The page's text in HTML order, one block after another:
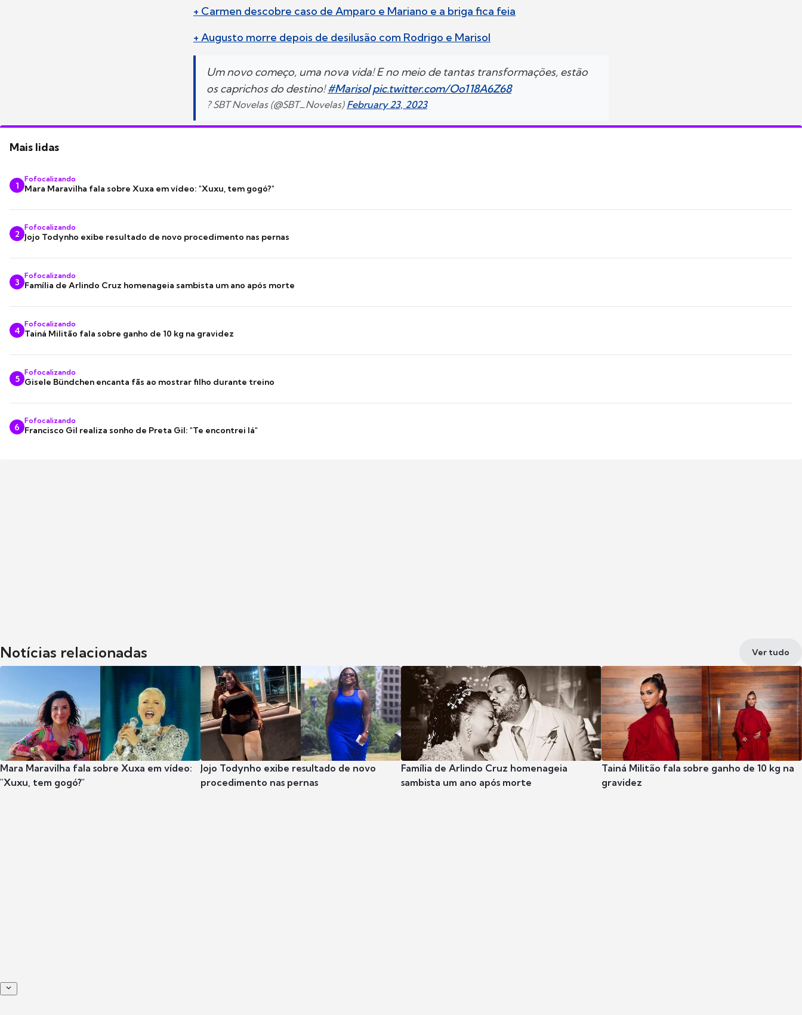
+ Carmen descobre caso de Amparo e Mariano e a briga fica feia
+ Augusto morre depois de desilusão com Rodrigo e Marisol
Um novo começo, uma nova vida! E no meio de tantas transformações, estão
os caprichos do destino!#Marisol pic.twitter.com/Oo118A6Z68
? SBT Novelas (@SBT_Novelas) February 23, 2023
Mais lidas
1
Fofocalizando
Mara Maravilha fala sobre Xuxa em vídeo: "Xuxu, tem gogó?"
2
Fofocalizando
Jojo Todynho exibe resultado de novo procedimento nas pernas
3
Fofocalizando
Família de Arlindo Cruz homenageia sambista um ano após morte
4
Fofocalizando
Tainá Militão fala sobre ganho de 10 kg na gravidez
5
Fofocalizando
Gisele Bündchen encanta fãs ao mostrar filho durante treino
6
Fofocalizando
Francisco Gil realiza sonho de Preta Gil: "Te encontrei lá"
Notícias relacionadas Ver tudo
Mara Maravilha fala sobre Xuxa em vídeo:
"Xuxu, tem gogó?"
Jojo Todynho exibe resultado de novo
procedimento nas pernas
Família de Arlindo Cruz homenageia
sambista um ano após morte
Tainá Militão fala sobre ganho de 10 kg na
gravidez